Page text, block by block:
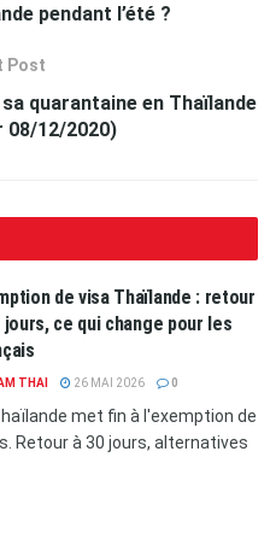
pendant l’été ?
Post
quarantaine en Thaïlande
08/12/2020)
de visa Thaïlande : retour
jours, ce qui change pour les
THAI 26 MAI 2026 0
met fin à l'exemption de
Retour à 30 jours, alternatives